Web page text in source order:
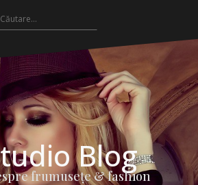
Blog
frumuseţe & fashion